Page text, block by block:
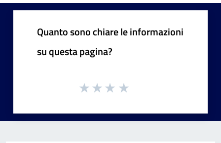
Quanto sono chiare le informazioni
su questa pagina?